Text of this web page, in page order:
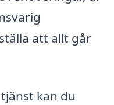
att allt går
kan du